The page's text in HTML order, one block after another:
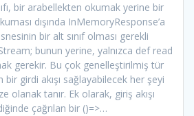
bir arabellekten okumak yerine bir
dışında InMemoryResponse’a
bir alt sınıf olması gerekli
bunun yerine, yalnızca def read
gerekir. Bu çok genelleştirilmiş tür
girdi akışı sağlayabilecek her şeyi
olanak tanır. Ek olarak, giriş akışı
çağrılan bir ()=>…